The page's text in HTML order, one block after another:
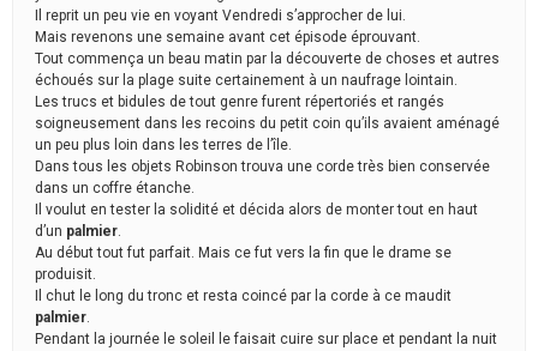
Il reprit un peu vie en voyant Vendredi s’approcher de lui.
Mais revenons une semaine avant cet épisode éprouvant.
Tout commença un beau matin par la découverte de choses et autres
échoués sur la plage suite certainement à un naufrage lointain.
Les trucs et bidules de tout genre furent répertoriés et rangés
soigneusement dans les recoins du petit coin qu’ils avaient aménagé
un peu plus loin dans les terres de l’île.
Dans tous les objets Robinson trouva une corde très bien conservée
dans un coffre étanche.
Il voulut en tester la solidité et décida alors de monter tout en haut
d’un palmier.
Au début tout fut parfait. Mais ce fut vers la fin que le drame se
produisit.
Il chut le long du tronc et resta coincé par la corde à ce maudit
palmier.
Pendant la journée le soleil le faisait cuire sur place et pendant la nuit